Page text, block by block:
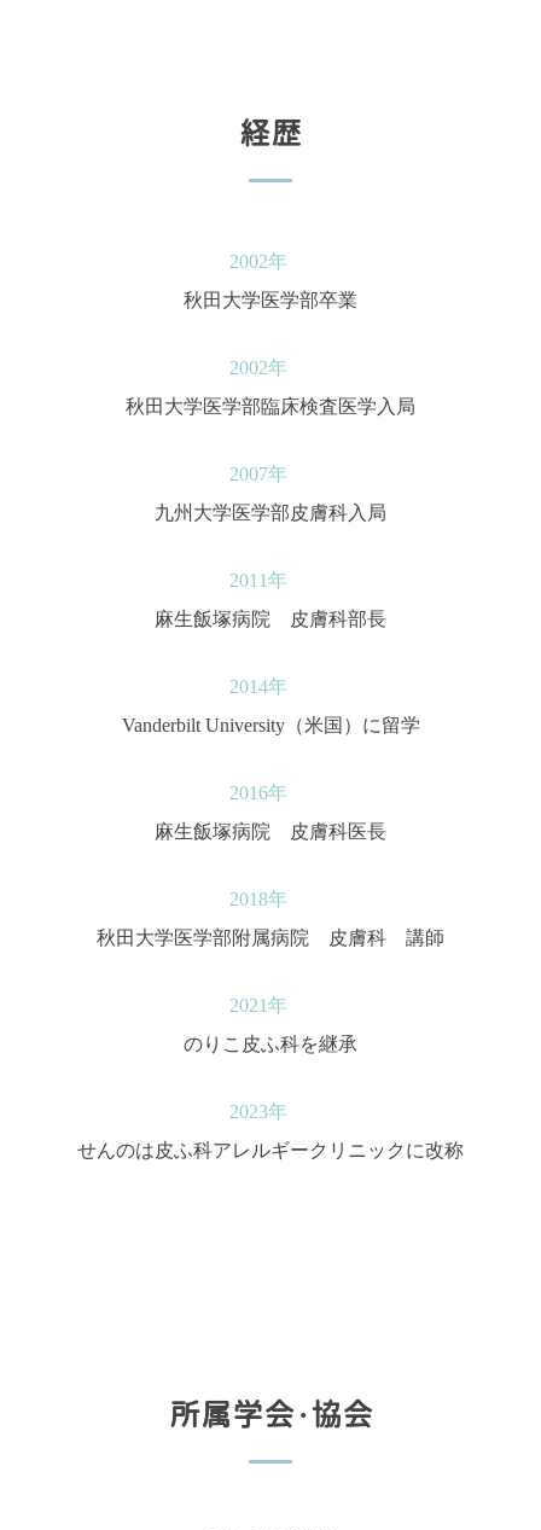
経歴
2002年
秋田大学医学部卒業
2002年
秋田大学医学部臨床検査医学入局
2007年
九州大学医学部皮膚科入局
2011年
麻生飯塚病院 皮膚科部長
2014年
Vanderbilt University（米国）に留学
2016年
麻生飯塚病院 皮膚科医長
2018年
秋田大学医学部附属病院 皮膚科 講師
2021年
のりこ皮ふ科を継承
2023年
せんのは皮ふ科アレルギークリニックに改称
所属学会・協会